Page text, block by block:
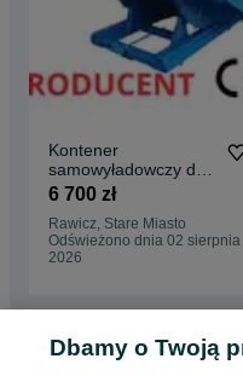
Kontener
samowyładowczy do
wózka widłowego/
pojemnik metalowy/
kontener na widły/
drewno, odpady CNC,
6 700 zł
Rawicz, Stare Miasto
Odświeżono dnia 02 sierpnia
2026
Dbamy o Twoją